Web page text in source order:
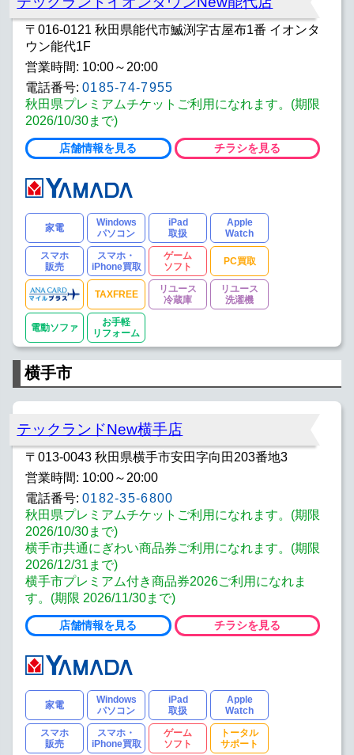
〒016-0121 秋田県能代市鰄渕字古屋布1番 イオンタ
ウン能代1F
営業時間: 10:00～20:00
電話番号: 0185-74-7955
秋田県プレミアムチケットご利用になれます。(期限
2026/10/30まで)
店舗情報を見る チラシを見る
家電
Windows
パソコン
iPad
取扱
Apple
Watch
スマホ
販売
スマホ・
iPhone買取
ゲーム
ソフト
PC買取
TAXFREE
リユース
冷蔵庫
リユース
洗濯機
電動ソファ
お手軽
リフォーム
横手市
テックランドNew横手店
〒013-0043 秋田県横手市安田字向田203番地3
営業時間: 10:00～20:00
電話番号: 0182-35-6800
秋田県プレミアムチケットご利用になれます。(期限
2026/10/30まで)
横手市共通にぎわい商品券ご利用になれます。(期限
2026/12/31まで)
横手市プレミアム付き商品券2026ご利用になれま
す。(期限 2026/11/30まで)
店舗情報を見る チラシを見る
家電
Windows
パソコン
iPad
取扱
Apple
Watch
スマホ
販売
スマホ・
iPhone買取
ゲーム
ソフト
トータル
サポート